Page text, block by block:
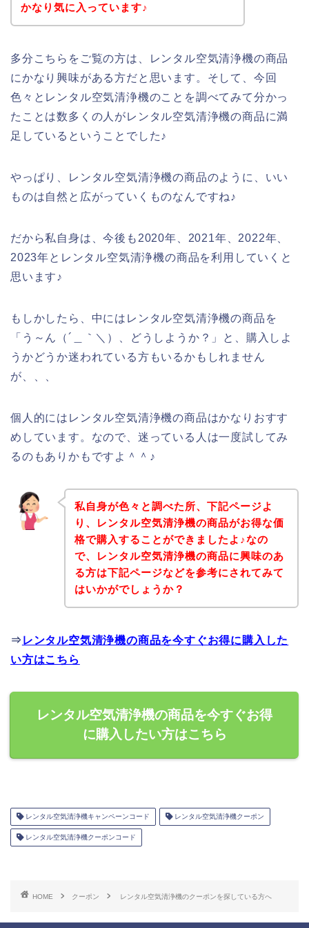
かなり気に入っています♪
多分こちらをご覧の方は、レンタル空気清浄機の商品
にかなり興味がある方だと思います。そして、今回
色々とレンタル空気清浄機のことを調べてみて分かっ
たことは数多くの人がレンタル空気清浄機の商品に満
足しているということでした♪
やっぱり、レンタル空気清浄機の商品のように、いい
ものは自然と広がっていくものなんですね♪
だから私自身は、今後も2020年、2021年、2022年、
2023年とレンタル空気清浄機の商品を利用していくと
思います♪
もしかしたら、中にはレンタル空気清浄機の商品を
「う～ん（´＿｀＼）、どうしようか？」と、購入しよ
うかどうか迷われている方もいるかもしれません
が、、、
個人的にはレンタル空気清浄機の商品はかなりおすす
めしています。なので、迷っている人は一度試してみ
るのもありかもですよ＾＾♪
私自身が色々と調べた所、下記ページよ
り、レンタル空気清浄機の商品がお得な価
格で購入することができましたよ♪なの
で、レンタル空気清浄機の商品に興味のあ
る方は下記ページなどを参考にされてみて
はいかがでしょうか？
⇒ レンタル空気清浄機の商品を今すぐお得に購入した
い方はこちら
レンタル空気清浄機の商品を今すぐお得
に購入したい方はこちら
レンタル空気清浄機キャンペーンコード レンタル空気清浄機クーポン
レンタル空気清浄機クーポンコード
HOME クーポン レンタル空気清浄機のクーポンを探している方へ